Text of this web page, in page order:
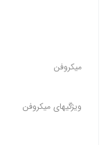
میکروفن
ویژگیهای میکروفن